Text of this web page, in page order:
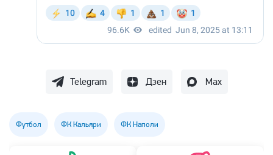
Telegram Дзен Max
Футбол ФК Кальяри ФК Наполи